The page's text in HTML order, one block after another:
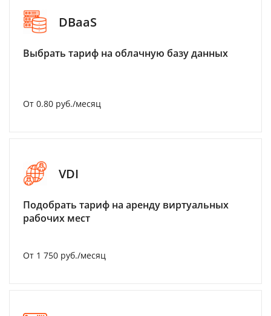
DBaaS
Выбрать тариф на облачную базу данных
От 0.80 руб./месяц
VDI
Подобрать тариф на аренду виртуальных
рабочих мест
От 1 750 руб./месяц